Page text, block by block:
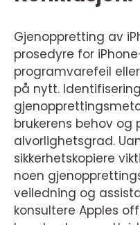
Gjenoppretting av
prosedyre for
programvarefeil
på nytt.
brukerens behov og
alvorlighetsgrad.
sikkerhetskopiere
noen
veiledning og
konsultere Apples